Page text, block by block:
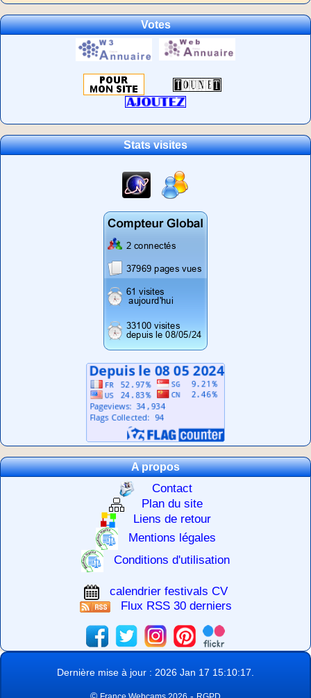
Votes
Stats visites
A propos
Contact
Plan du site
Liens de retour
Mentions légales
Conditions d'utilisation
calendrier festivals CV
Flux RSS 30 derniers
Dernière mise à jour : 2026 Jan 17 15:10:17.